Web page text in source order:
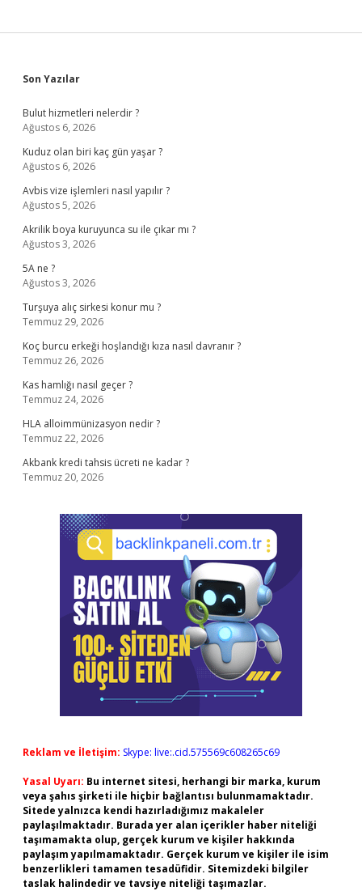
Sidebar
Son Yazılar
Bulut hizmetleri nelerdir ?
Ağustos 6, 2026
Kuduz olan biri kaç gün yaşar ?
Ağustos 6, 2026
Avbis vize işlemleri nasıl yapılır ?
Ağustos 5, 2026
Akrilik boya kuruyunca su ile çıkar mı ?
Ağustos 3, 2026
5A ne ?
Ağustos 3, 2026
Turşuya alıç sirkesi konur mu ?
Temmuz 29, 2026
Koç burcu erkeği hoşlandığı kıza nasıl davranır ?
Temmuz 26, 2026
Kas hamlığı nasıl geçer ?
Temmuz 24, 2026
HLA alloimmünizasyon nedir ?
Temmuz 22, 2026
Akbank kredi tahsis ücreti ne kadar ?
Temmuz 20, 2026
Reklam ve İletişim: Skype: live:.cid.575569c608265c69
Yasal Uyarı: Bu internet sitesi, herhangi bir marka, kurum
veya şahıs şirketi ile hiçbir bağlantısı bulunmamaktadır.
Sitede yalnızca kendi hazırladığımız makaleler
paylaşılmaktadır. Burada yer alan içerikler haber niteliği
taşımamakta olup, gerçek kurum ve kişiler hakkında
paylaşım yapılmamaktadır. Gerçek kurum ve kişiler ile isim
benzerlikleri tamamen tesadüfidir. Sitemizdeki bilgiler
taslak halindedir ve tavsiye niteliği taşımazlar.